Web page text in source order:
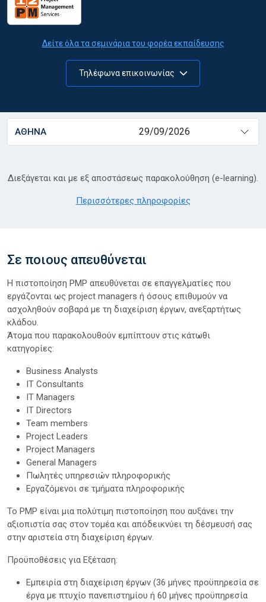
Δείτε όλα τα σεμινάρια του φορέα εκπαίδευσης
Τηλέφωνα επικοινωνίας
ΑΘΗΝΑ 29/09/2026
Διεξάγεται και με εξ αποστάσεως παρακολούθηση (e-learning).
Περισσότερες πληροφορίες
Σε ποιους απευθύνεται
Η πιστοποίηση PMP απευθύνεται σε επαγγελματίες που
εργάζονται ως project managers ή όσους επιθυμούν να
ασχοληθούν σοβαρά με τη διαχείριση έργων, ανεξαρτήτως
κλάδου.
Άτομα που παρακολουθούν εμπίπτουν στις κάτωθι
κατηγορίες:
Business Analysts
IT Consultants
IT Managers
IT Directors
Team members
Project Leaders
Project Managers
General Managers
Πωλητές υπηρεσιών πληροφορικής
Εργαζόμενοι σε τμήματα πληροφορικής
To PMP είναι μια πολύτιμη πιστοποίηση που αυξάνει την
αξιοπιστία σας στον τομέα και απόδεικνύει τη δέσμευσή σας
στην αριστεία στη διαχείριση έργων.
Προϋποθέσεις για Εξέταση:
Εμπειρία στη διαχείριση έργων (36 μήνες προϋπηρεσία σε
έργα με πτυχίο πανεπιστημίου ή 60 μήνες προϋπηρεσία